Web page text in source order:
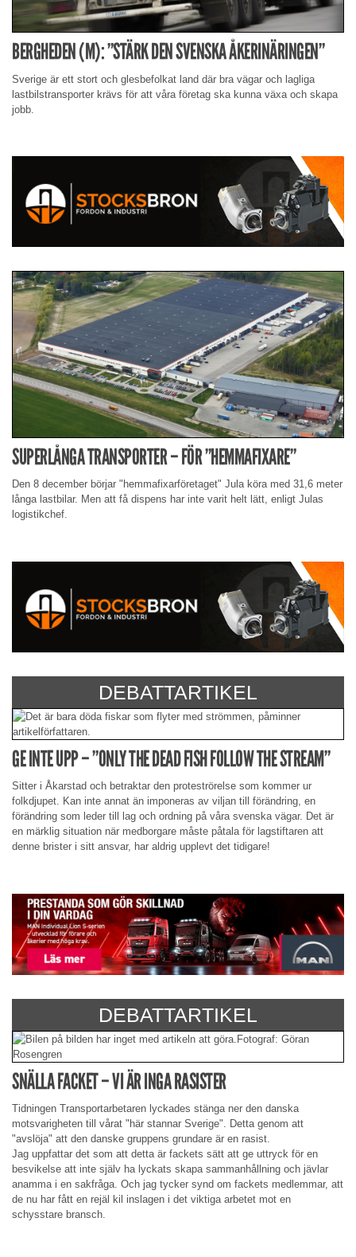
BERGHEDEN (M): ”STÄRK DEN SVENSKA ÅKERINÄRINGEN”
Sverige är ett stort och glesbefolkat land där bra vägar och lagliga
lastbilstransporter krävs för att våra företag ska kunna växa och skapa
jobb.
SUPERLÅNGA TRANSPORTER – FÖR ”HEMMAFIXARE”
Den 8 december börjar "hemmafixarföretaget" Jula köra med 31,6 meter
långa lastbilar. Men att få dispens har inte varit helt lätt, enligt Julas
logistikchef.
DEBATTARTIKEL
GE INTE UPP – ”ONLY THE DEAD FISH FOLLOW THE STREAM”
Sitter i Åkarstad och betraktar den proteströrelse som kommer ur
folkdjupet. Kan inte annat än imponeras av viljan till förändring, en
förändring som leder till lag och ordning på våra svenska vägar. Det är
en märklig situation när medborgare måste påtala för lagstiftaren att
denne brister i sitt ansvar, har aldrig upplevt det tidigare!
DEBATTARTIKEL
SNÄLLA FACKET – VI ÄR INGA RASISTER
Tidningen Transportarbetaren lyckades stänga ner den danska
motsvarigheten till vårat "här stannar Sverige". Detta genom att
"avslöja" att den danske gruppens grundare är en rasist.
Jag uppfattar det som att detta är fackets sätt att ge uttryck för en
besvikelse att inte själv ha lyckats skapa sammanhållning och jävlar
anamma i en sakfråga. Och jag tycker synd om fackets medlemmar, att
de nu har fått en rejäl kil inslagen i det viktiga arbetet mot en
schysstare bransch.